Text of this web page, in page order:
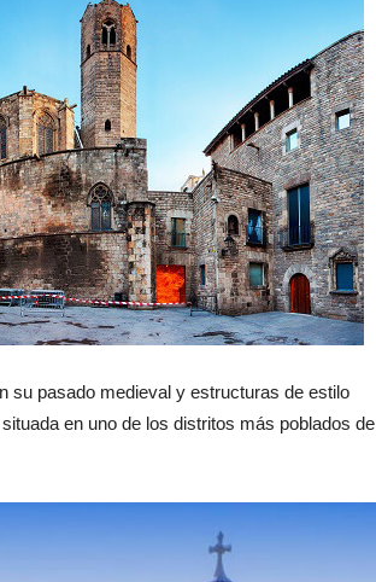
su pasado medieval y estructuras de estilo
en uno de los distritos más poblados de